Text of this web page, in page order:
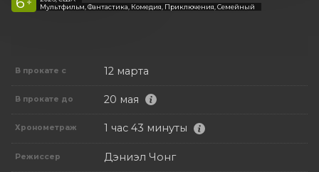
+
Мультфильм, Фантастика, Комедия, Приключения, Семейный
В прокате с 12 марта
В прокате до 20 мая
Хронометраж 1 час 43 минуты
Режиссер Дэниэл Чонг